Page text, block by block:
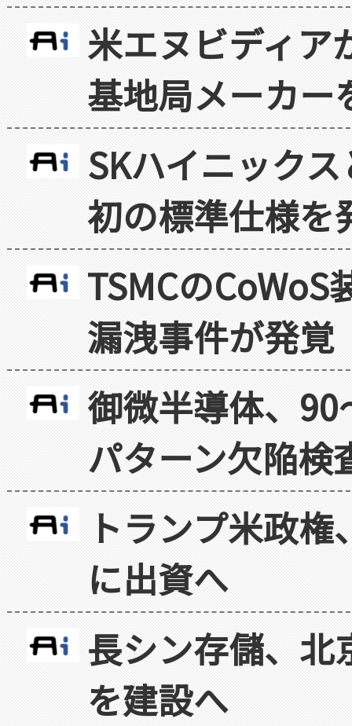
米エヌビディア
基地局メーカー
SKハイニック
初の標準仕様を
TSMCの
漏洩事件が発覚
御微半導体、
パターン欠陥検
トランプ米政
に出資へ
長シン存儲、北
を建設へ